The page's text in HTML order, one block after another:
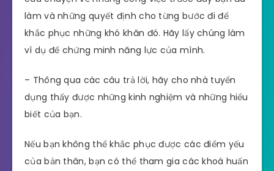
làm và những quyết định cho từng bước đi để
khắc phục những khó khăn đó. Hãy lấy chúng làm
ví dụ để chứng minh năng lực của mình.
– Thông qua các câu trả lời, hãy cho nhà tuyển
dụng thấy được những kinh nghiệm và những hiểu
biết của bạn.
Nếu bạn không thể khắc phục được các điểm yếu
của bản thân, bạn có thể tham gia các khoá huấn